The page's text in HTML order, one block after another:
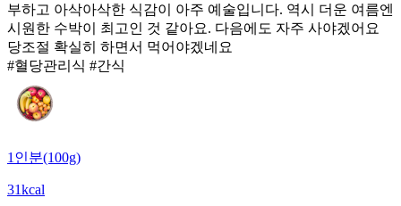
부하고 아삭아삭한 식감이 아주 예술입니다. 역시 더운 여름엔
시원한 수박이 최고인 것 같아요. 다음에도 자주 사야겠어요
당조절 확실히 하면서 먹어야겠네요
#혈당관리식 #간식
1인분(100g)
31kcal